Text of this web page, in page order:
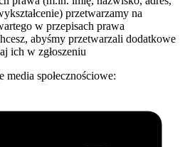
przetwarzamy na
w przepisach prawa
abyśmy przetwarzali dodatkowe
ich w zgłoszeniu
społecznościowe: